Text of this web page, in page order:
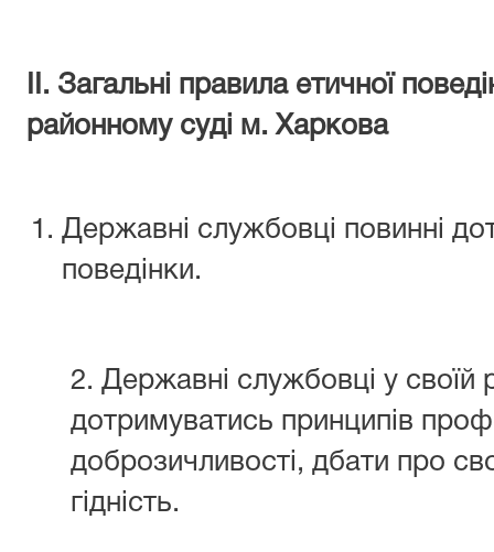
ІІ. Загальні правила етичної
районному суді м. Харкова
Державні службовці повинні
поведінки.
2. Державні службовці у своїй
дотримуватись принципів
доброзичливості, дбати про
гідність.